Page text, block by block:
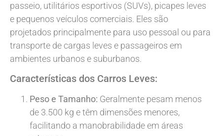
passeio, utilitários esportivos (SUVs), picapes leves
e pequenos veículos comerciais. Eles são
projetados principalmente para uso pessoal ou para
transporte de cargas leves e passageiros em
ambientes urbanos e suburbanos.
Características dos Carros Leves:
Peso e Tamanho: Geralmente pesam menos
de 3.500 kg e têm dimensões menores,
facilitando a manobrabilidade em áreas